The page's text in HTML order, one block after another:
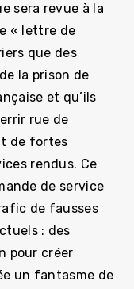
sera revue à la
« lettre de
que des
la prison de
et qu’ils
rue de
de fortes
rendus. Ce
de service
de fausses
: des
pour créer
un fantasme de